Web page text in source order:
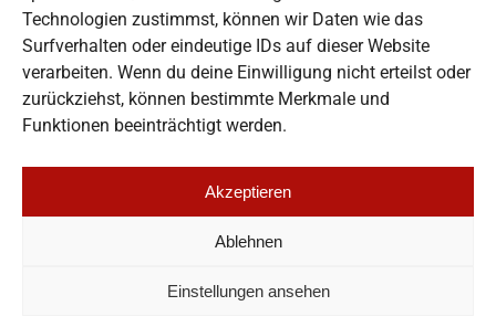
Technologien zustimmst, können wir Daten wie das
Surfverhalten oder eindeutige IDs auf dieser Website
verarbeiten. Wenn du deine Einwilligung nicht erteilst oder
zurückziehst, können bestimmte Merkmale und
Funktionen beeinträchtigt werden.
Akzeptieren
Ablehnen
Einstellungen ansehen
Aufmerksamkeit und
Merkfähigkeit schulen -
für Kinder ab ca. 4
Jahren
Additional
Information